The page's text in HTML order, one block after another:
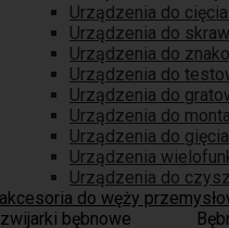
Urządzenia do
Urządzenia do
Urządzenia do
Urządzenia do
Urządzenia do
Urządzenia do
Urządzenia do
Urządzenia
Urządzenia do
do węży